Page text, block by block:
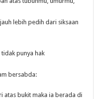
lebih pedih dari siksaan
punya hak
bersabda:
atas bukit maka ia berada di